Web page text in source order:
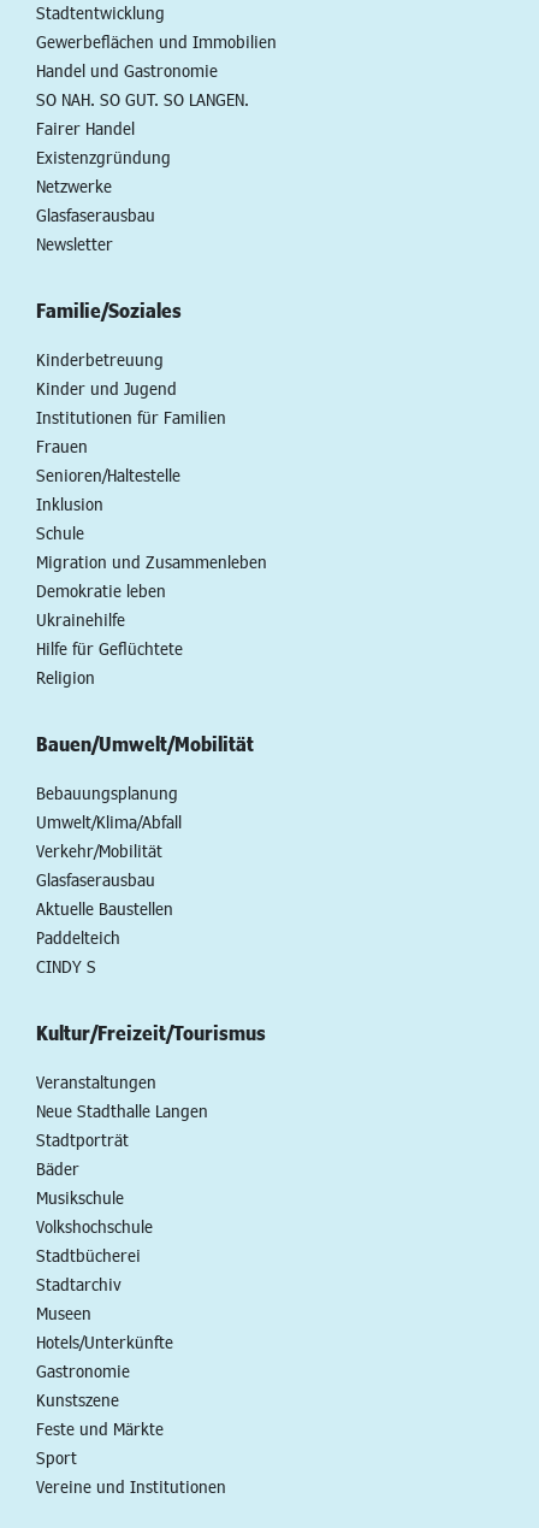
Stadtentwicklung
Gewerbeflächen und Immobilien
Handel und Gastronomie
SO NAH. SO GUT. SO LANGEN.
Fairer Handel
Existenzgründung
Netzwerke
Glasfaserausbau
Newsletter
Familie/Soziales
Kinderbetreuung
Kinder und Jugend
Institutionen für Familien
Frauen
Senioren/Haltestelle
Inklusion
Schule
Migration und Zusammenleben
Demokratie leben
Ukrainehilfe
Hilfe für Geflüchtete
Religion
Bauen/Umwelt/Mobilität
Bebauungsplanung
Umwelt/Klima/Abfall
Verkehr/Mobilität
Glasfaserausbau
Aktuelle Baustellen
Paddelteich
CINDY S
Kultur/Freizeit/Tourismus
Veranstaltungen
Neue Stadthalle Langen
Stadtporträt
Bäder
Musikschule
Volkshochschule
Stadtbücherei
Stadtarchiv
Museen
Hotels/Unterkünfte
Gastronomie
Kunstszene
Feste und Märkte
Sport
Vereine und Institutionen